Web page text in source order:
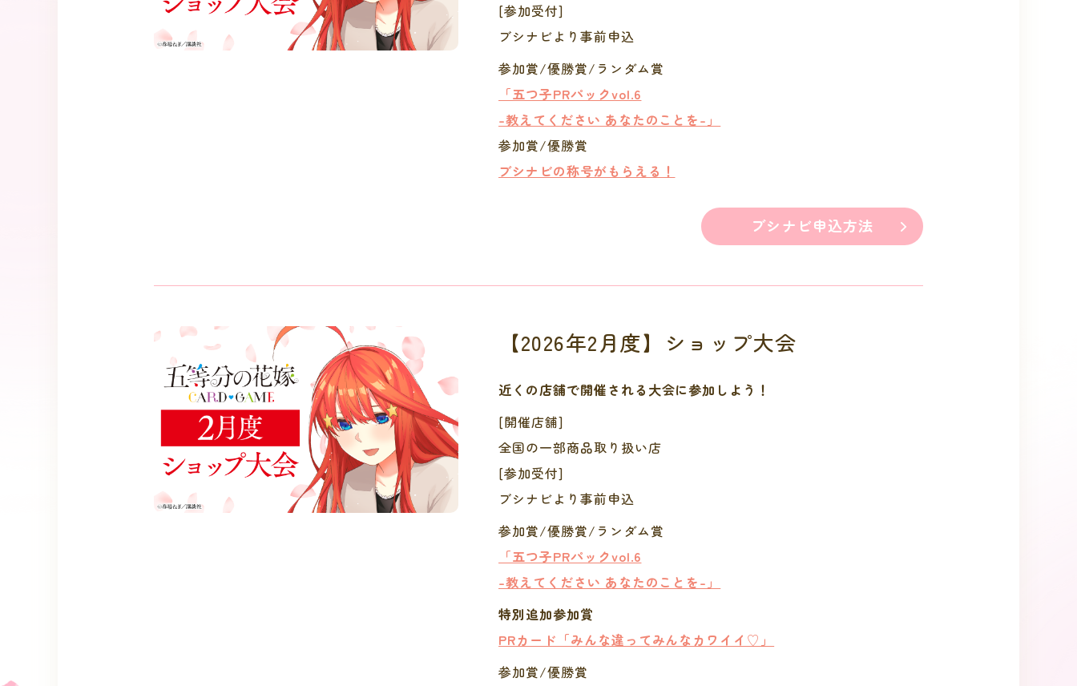
[参加受付]
ブシナビより事前申込
参加賞/優勝賞/ランダム賞
「五つ子PRパックvol.6
-教えてください あなたのことを-」
参加賞/優勝賞
ブシナビの称号がもらえる！
ブシナビ申込方法
【2026年2月度】ショップ大会
近くの店舗で開催される大会に参加しよう！
[開催店舗]
全国の一部商品取り扱い店
[参加受付]
ブシナビより事前申込
参加賞/優勝賞/ランダム賞
「五つ子PRパックvol.6
-教えてください あなたのことを-」
特別追加参加賞
PRカード「みんな違ってみんなカワイイ♡」
参加賞/優勝賞